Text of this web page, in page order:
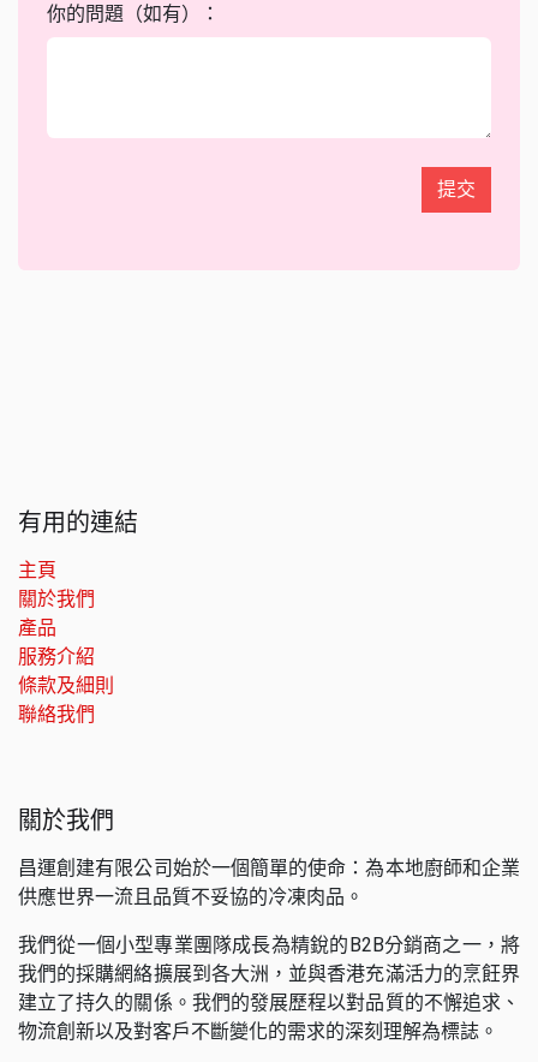
你的問題（如有）：
提交
有用的連結
主頁
關於我們
產品
服務介紹
條款及細則
聯絡我們
關於我們
昌運創建有限公司始於一個簡單的使命：為本地廚師和企業
供應世界一流且品質不妥協的冷凍肉品。
我們從一個小型專業團隊成長為精銳的B2B分銷商之一，將
我們的採購網絡擴展到各大洲，並與香港充滿活力的烹飪界
建立了持久的關係。我們的發展歷程以對品質的不懈追求、
物流創新以及對客戶不斷變化的需求的深刻理解為標誌。